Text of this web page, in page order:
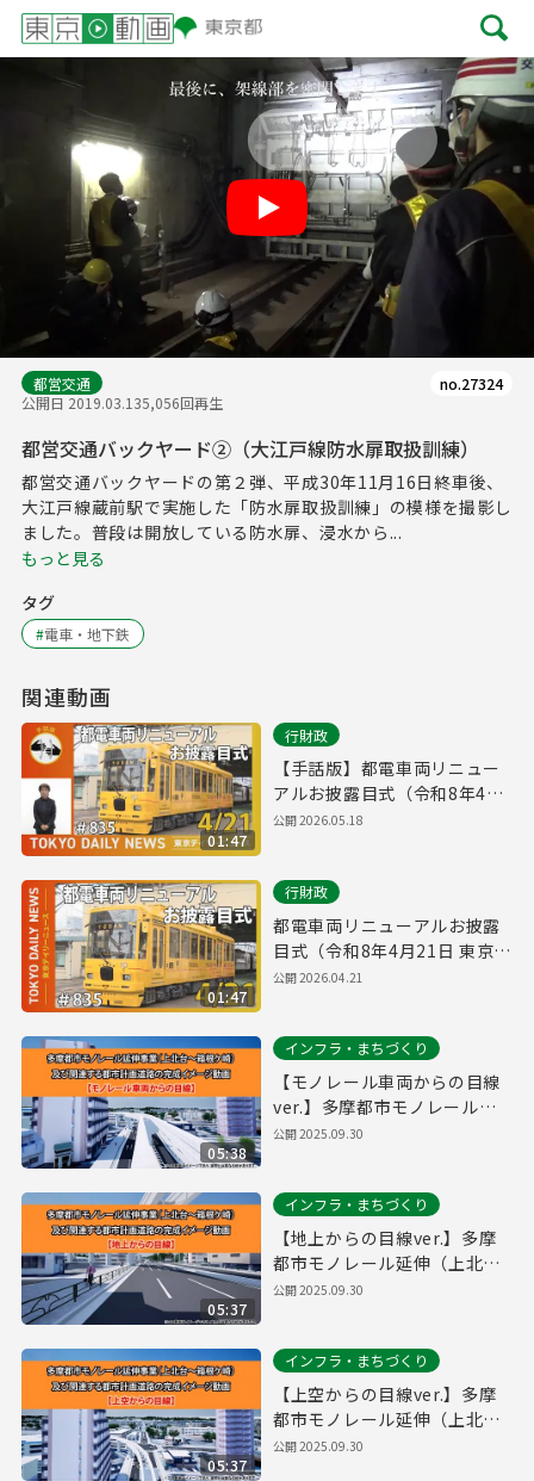
都営交通
公開日 2019.03.135,056回再生
no.27324
都営交通バックヤード②（大江戸線防水扉取扱訓練）
都営交通バックヤードの第２弾、平成30年11月16日終車後、
大江戸線蔵前駅で実施した「防水扉取扱訓練」の模様を撮影し
ました。普段は開放している防水扉、浸水から...
もっと見る
タグ
#電車・地下鉄
関連動画
01:47
行財政
【手話版】都電車両リニュー
アルお披露目式（令和8年4月
21日 東京デイリーニュース
公開2026.05.18
01:47
行財政
都電車両リニューアルお披露
目式（令和8年4月21日 東京デ
イリーニュース No.835）
公開2026.04.21
05:38
インフラ・まちづくり
【モノレール車両からの目線
ver.】多摩都市モノレール延
伸（上北台～箱根ケ崎）の完
公開2025.09.30
05:37
インフラ・まちづくり
【地上からの目線ver.】多摩
都市モノレール延伸（上北台
～箱根ケ崎）の完成イメージ
公開2025.09.30
05:37
インフラ・まちづくり
【上空からの目線ver.】多摩
都市モノレール延伸（上北台
～箱根ケ崎）の完成イメージ
公開2025.09.30